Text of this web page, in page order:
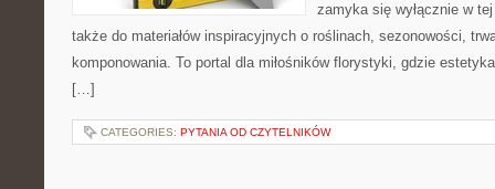
zamyka się wyłącznie w
także do materiałów inspiracyjnych o roślinach, sezonowości,
komponowania. To portal dla miłośników florystyki, gdzie
[…]
CATEGORIES: PYTANIA OD CZYTELNIKÓW